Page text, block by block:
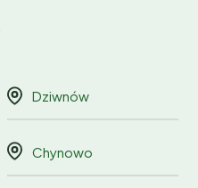
Dziwnów
Chynowo